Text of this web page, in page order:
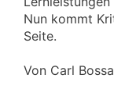
Nun kommt
Seite.
Von Carl